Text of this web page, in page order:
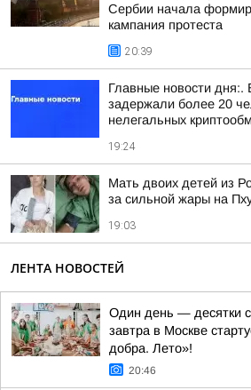
Сербии начала
кампания протеста
20:39
Главные новости дня:.
задержали более 20
нелегальных
19:24
Мать двоих детей из
за сильной жары на
19:03
ЛЕНТА НОВОСТЕЙ
Один день — десятки
завтра в Москве
добра. Лето»!
20:46